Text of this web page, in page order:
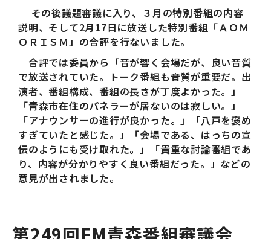
その後議題審議に入り、３月の特別番組の内容
説明、そして2月17日に放送した特別番組「ＡＯＭ
ＯＲＩＳＭ」の合評を行ないました。
合評では委員から「音が響く会場だが、良い音質
で放送されていた。トーク番組も音質が重要だ。出
演者、番組構成、番組の長さが丁度よかった。」
「青森市在住のパネラーが居ないのは寂しい。」
「アナウンサーの進行が良かった。」「八戸を褒め
すぎていたと感じた。」「会場である、はっちの宣
伝のようにも受け取れた。」「貴重な討論番組であ
り、内容が分かりやすく良い番組だった。」などの
意見が出されました。
第249回FM青森番組審議会